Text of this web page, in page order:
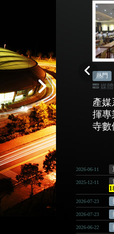
熱門
媒
產
揮
寺數
2026-06-11
2025-12-11
2026-07-23
2026-07-23
2026-06-22